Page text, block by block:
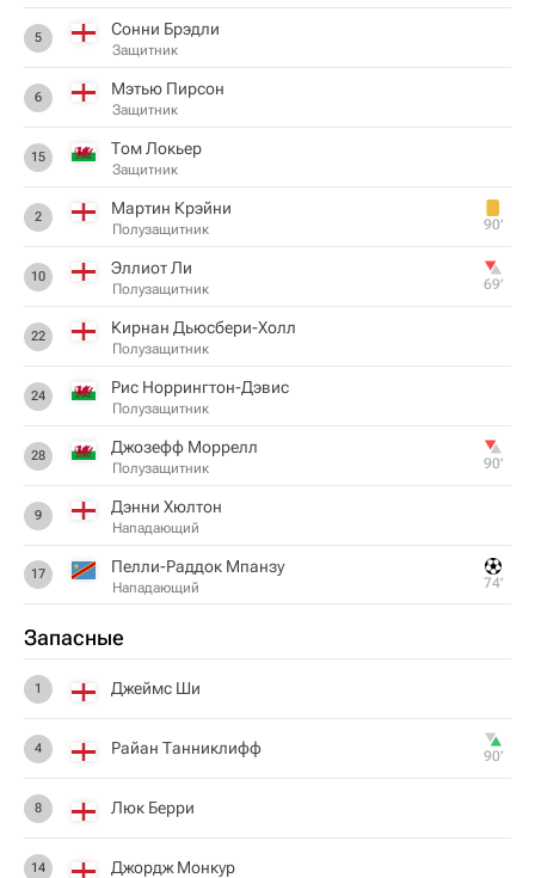
5 Сонни Брэдли
Защитник
6 Мэтью Пирсон
Защитник
15 Том Локьер
Защитник
2 Мартин Крэйни
Полузащитник 90‎’‎
10 Эллиот Ли
Полузащитник 69‎’‎
22 Кирнан Дьюсбери-Холл
Полузащитник
24 Рис Норрингтон-Дэвис
Полузащитник
28 Джозефф Моррелл
Полузащитник 90‎’‎
9 Дэнни Хюлтон
Нападающий
17 Пелли-Раддок Мпанзу
Нападающий 74‎’‎
Запасные
1 Джеймс Ши
4 Райан Танниклифф 90‎’‎
8 Люк Берри
14 Джордж Монкур